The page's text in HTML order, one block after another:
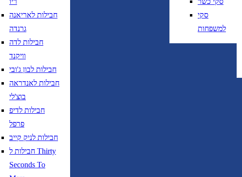
חבילות לאריאנה
גרנדה
חבילות לדה
וויקנד
חבילות לבון ג'ובי
חבילות לאנדראה
בוצ'לי
חבילות לדיפ
פרפל
חבילות לניק קייב
חבילות ל Thirty
Seconds To
סקי
למשפחות
תאריך יציאה,